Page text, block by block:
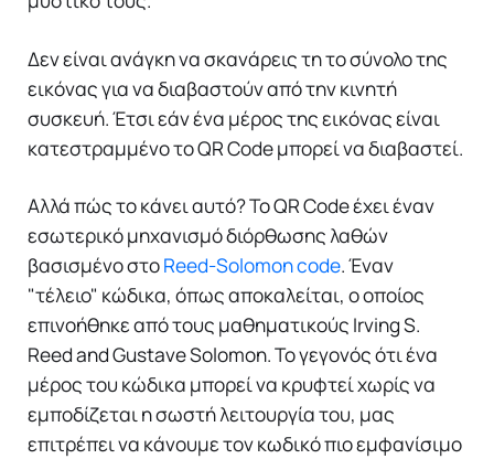
Δεν είναι ανάγκη να σκανάρεις τη το σύνολο της
εικόνας για να διαβαστούν από την κινητή
συσκευή. Έτσι εάν ένα μέρος της εικόνας είναι
κατεστραμμένο το QR Code μπορεί να διαβαστεί.
Αλλά πώς το κάνει αυτό? Το QR Code έχει έναν
εσωτερικό μηχανισμό διόρθωσης λαθών
βασισμένο στοReed-Solomon code. Έναν
"τέλειο" κώδικα, όπως αποκαλείται, ο οποίος
επινοήθηκε από τους μαθηματικούς Irving S.
Reed and Gustave Solomon. Το γεγονός ότι ένα
μέρος του κώδικα μπορεί να κρυφτεί χωρίς να
εμποδίζεται η σωστή λειτουργία του, μας
επιτρέπει να κάνουμε τον κωδικό πιο εμφανίσιμο